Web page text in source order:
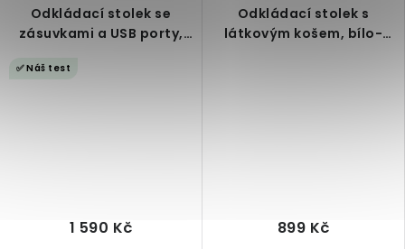
Odkládací stolek se
zásuvkami a USB porty,
✅ Náš test
1 590 Kč
Odkládací stolek s
látkovým košem, bílo-
899 Kč